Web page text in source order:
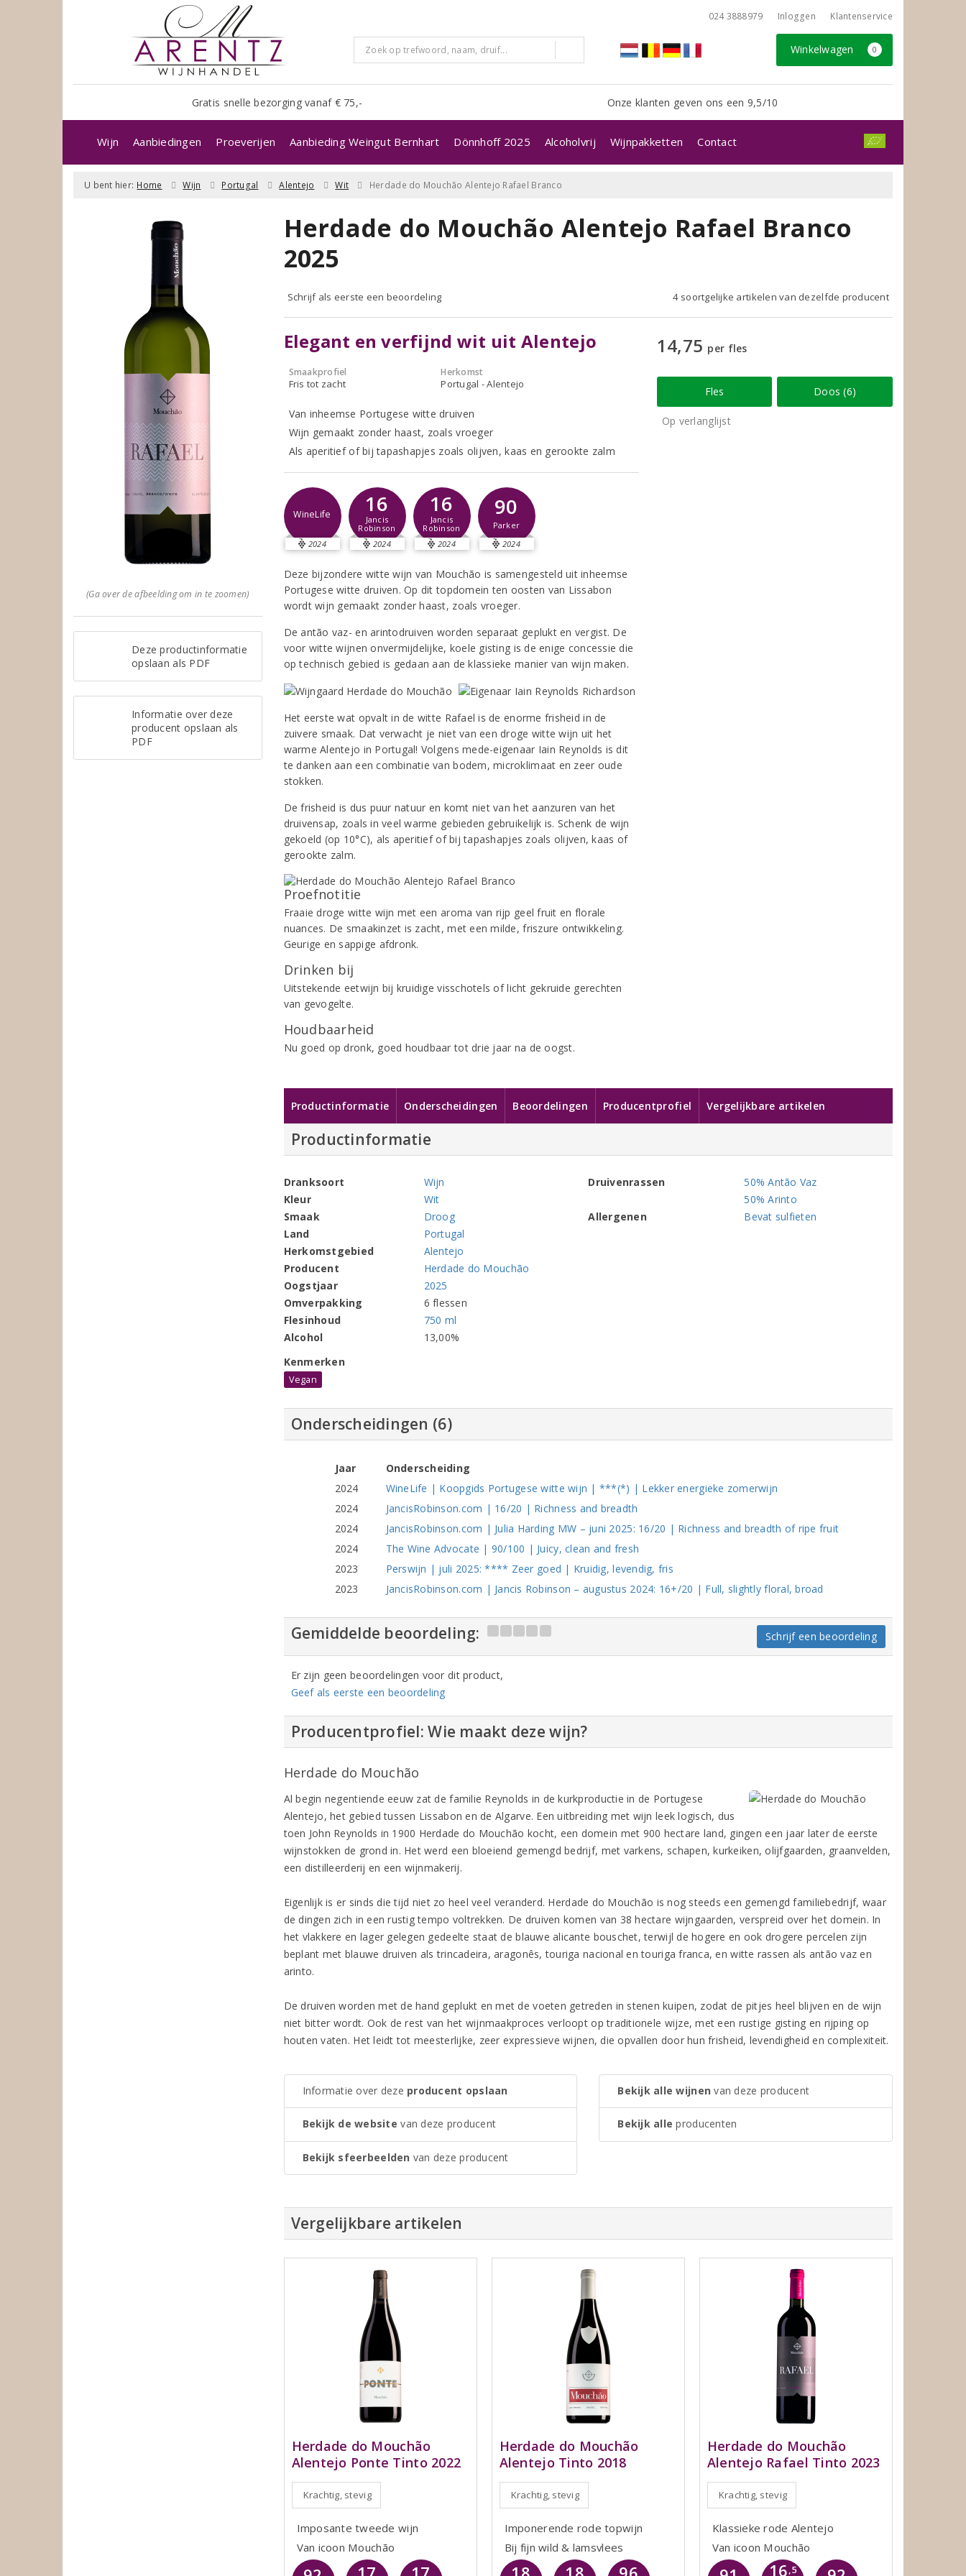
024 3888979 Inloggen Klantenservice
Winkelwagen 0
Gratis snelle bezorging vanaf € 75,- Onze klanten geven ons een 9,5/10
Wijn Aanbiedingen Proeverijen Aanbieding Weingut Bernhart Dönnhoff 2025 Alcoholvrij Wijnpakketten Contact
U bent hier: Home Wijn Portugal Alentejo Wit Herdade do Mouchão Alentejo Rafael Branco
(Ga over de afbeelding om in te zoomen)
Deze productinformatie
opslaan als PDF
Informatie over deze
producent opslaan als
PDF
Herdade do Mouchão Alentejo Rafael Branco
2025
Schrijf als eerste een beoordeling 4 soortgelijke artikelen van dezelfde producent
Elegant en verfijnd wit uit Alentejo
Smaakprofiel
Fris tot zacht
Herkomst
Portugal - Alentejo
Van inheemse Portugese witte druiven
Wijn gemaakt zonder haast, zoals vroeger
Als aperitief of bij tapashapjes zoals olijven, kaas en gerookte zalm
WineLife
2024
16
Jancis
Robinson
2024
16
Jancis
Robinson
2024
90
Parker
2024
Deze bijzondere witte wijn van Mouchão is samengesteld uit inheemse
Portugese witte druiven. Op dit topdomein ten oosten van Lissabon
wordt wijn gemaakt zonder haast, zoals vroeger.
De antão vaz- en arintodruiven worden separaat geplukt en vergist. De
voor witte wijnen onvermijdelijke, koele gisting is de enige concessie die
op technisch gebied is gedaan aan de klassieke manier van wijn maken.
Het eerste wat opvalt in de witte Rafael is de enorme frisheid in de
zuivere smaak. Dat verwacht je niet van een droge witte wijn uit het
warme Alentejo in Portugal! Volgens mede-eigenaar Iain Reynolds is dit
te danken aan een combinatie van bodem, microklimaat en zeer oude
stokken.
De frisheid is dus puur natuur en komt niet van het aanzuren van het
druivensap, zoals in veel warme gebieden gebruikelijk is. Schenk de wijn
gekoeld (op 10°C), als aperitief of bij tapashapjes zoals olijven, kaas of
gerookte zalm.
Proefnotitie
Fraaie droge witte wijn met een aroma van rijp geel fruit en florale
nuances. De smaakinzet is zacht, met een milde, friszure ontwikkeling.
Geurige en sappige afdronk.
Drinken bij
Uitstekende eetwijn bij kruidige visschotels of licht gekruide gerechten
van gevogelte.
Houdbaarheid
Nu goed op dronk, goed houdbaar tot drie jaar na de oogst.
14,75 per fles
Fles Doos (6)
Op verlanglijst
Productinformatie Onderscheidingen Beoordelingen Producentprofiel Vergelijkbare artikelen
Productinformatie
Dranksoort
Wijn
Kleur
Wit
Smaak
Droog
Land
Portugal
Herkomstgebied
Alentejo
Producent
Herdade do Mouchão
Oogstjaar
2025
Omverpakking
6 flessen
Flesinhoud
750 ml
Alcohol
13,00%
Druivenrassen
50% Antão Vaz
50% Arinto
Allergenen
Bevat sulfieten
Kenmerken
Vegan
Onderscheidingen (6)
Jaar
Onderscheiding
2024
WineLife | Koopgids Portugese witte wijn | ***(*) | Lekker energieke zomerwijn
2024
JancisRobinson.com | 16/20 | Richness and breadth
2024
JancisRobinson.com | Julia Harding MW – juni 2025: 16/20 | Richness and breadth of ripe fruit
2024
The Wine Advocate | 90/100 | Juicy, clean and fresh
2023
Perswijn | juli 2025: **** Zeer goed | Kruidig, levendig, fris
2023
JancisRobinson.com | Jancis Robinson – augustus 2024: 16+/20 | Full, slightly floral, broad
Gemiddelde beoordeling: Schrijf een beoordeling
Er zijn geen beoordelingen voor dit product,
Geef als eerste een beoordeling
Producentprofiel: Wie maakt deze wijn?
Herdade do Mouchão
Al begin negentiende eeuw zat de familie Reynolds in de kurkproductie in de Portugese
Alentejo, het gebied tussen Lissabon en de Algarve. Een uitbreiding met wijn leek logisch, dus
toen John Reynolds in 1900 Herdade do Mouchão kocht, een domein met 900 hectare land, gingen een jaar later de eerste
wijnstokken de grond in. Het werd een bloeiend gemengd bedrijf, met varkens, schapen, kurkeiken, olijfgaarden, graanvelden,
een distilleerderij en een wijnmakerij.
Eigenlijk is er sinds die tijd niet zo heel veel veranderd. Herdade do Mouchão is nog steeds een gemengd familiebedrijf, waar
de dingen zich in een rustig tempo voltrekken. De druiven komen van 38 hectare wijngaarden, verspreid over het domein. In
het vlakkere en lager gelegen gedeelte staat de blauwe alicante bouschet, terwijl de hogere en ook drogere percelen zijn
beplant met blauwe druiven als trincadeira, aragonês, touriga nacional en touriga franca, en witte rassen als antão vaz en
arinto.
De druiven worden met de hand geplukt en met de voeten getreden in stenen kuipen, zodat de pitjes heel blijven en de wijn
niet bitter wordt. Ook de rest van het wijnmaakproces verloopt op traditionele wijze, met een rustige gisting en rijping op
houten vaten. Het leidt tot meesterlijke, zeer expressieve wijnen, die opvallen door hun frisheid, levendigheid en complexiteit.
Informatie over deze producent opslaan
Bekijk de website van deze producent
Bekijk sfeerbeelden van deze producent
Bekijk alle wijnen van deze producent
Bekijk alle producenten
Vergelijkbare artikelen
Herdade do Mouchão
Alentejo Ponte Tinto 2022
Krachtig, stevig
Imposante tweede wijn
Van icoon Mouchão
Herdade do Mouchão
Alentejo Tinto 2018
Krachtig, stevig
Imponerende rode topwijn
Bij fijn wild & lamsvlees
Herdade do Mouchão
Alentejo Rafael Tinto 2023
Krachtig, stevig
Klassieke rode Alentejo
Van icoon Mouchão
16,5